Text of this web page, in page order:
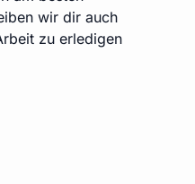
wir dir auch
zu erledigen